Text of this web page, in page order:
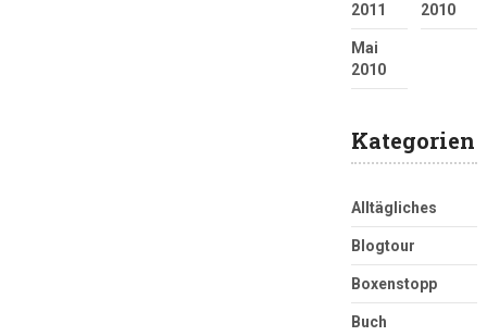
2011
2010
Mai
2010
Kategorien
Alltägliches
Blogtour
Boxenstopp
Buch